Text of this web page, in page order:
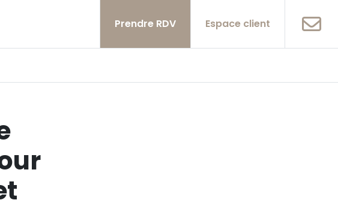
Prendre RDV Espace client